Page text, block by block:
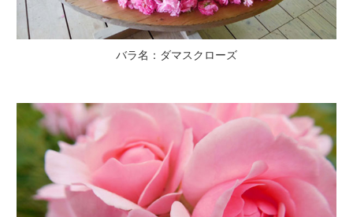
バラ名：ダマスクローズ